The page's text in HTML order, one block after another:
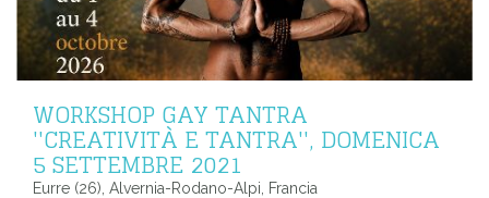
WORKSHOP GAY TANTRA
''CREATIVITÀ E TANTRA'', DOMENICA
5 SETTEMBRE 2021
Eurre (26), Alvernia-Rodano-Alpi, Francia